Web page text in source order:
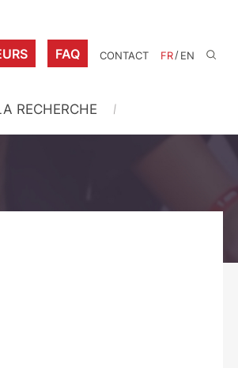
FAQ CONTACT FR/EN
RECHERCHE